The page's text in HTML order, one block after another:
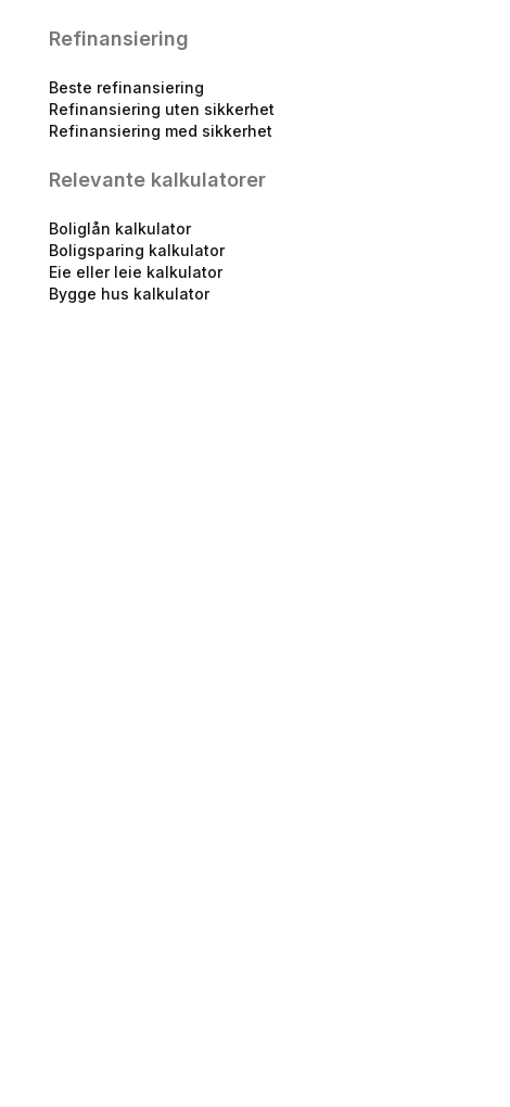
Refinansiering
Beste refinansiering
Refinansiering uten sikkerhet
Refinansiering med sikkerhet
Relevante kalkulatorer
Boliglån kalkulator
Boligsparing kalkulator
Eie eller leie kalkulator
Bygge hus kalkulator